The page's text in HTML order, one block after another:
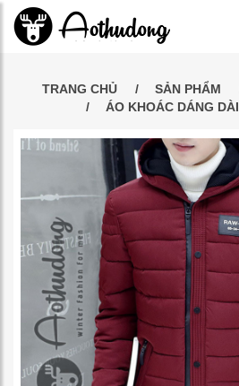
TRANG CHỦ SẢN PHẨM
ÁO KHOÁC DÁNG DÀI